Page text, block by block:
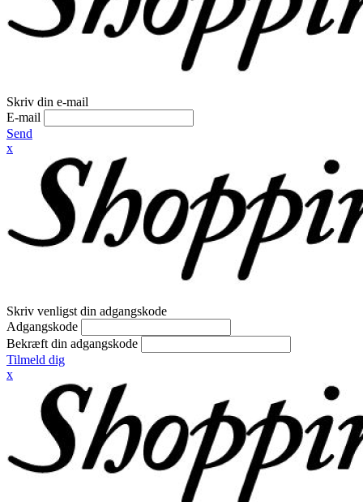
Skriv din e-mail
E-mail
Send
x
Skriv venligst din adgangskode
Adgangskode
Bekræft din adgangskode
Tilmeld dig
x